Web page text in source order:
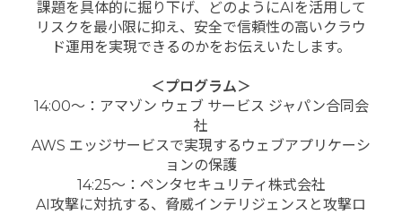
課題を具体的に掘り下げ、どのようにAIを活用して
リスクを最小限に抑え、安全で信頼性の高いクラウ
ド運用を実現できるのかをお伝えいたします。
＜プログラム＞
14:00～：アマゾン ウェブ サービス ジャパン合同会
社
AWS エッジサービスで実現するウェブアプリケーシ
ョンの保護
14:25～：ペンタセキュリティ株式会社
AI攻撃に対抗する、脅威インテリジェンスと攻撃ロ